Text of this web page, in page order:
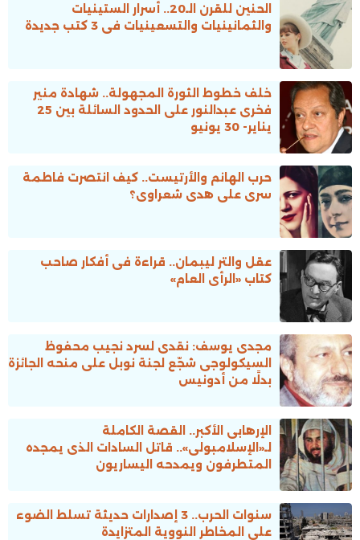
الحنين للقرن الـ20.. أسرار الستينيات
والثمانينيات والتسعينيات فى 3 كتب جديدة
خلف خطوط الثورة المجهولة.. شهادة منير
فخرى عبدالنور على الحدود السائلة بين 25
يناير- 30 يونيو
حرب الهانم والأرتيست.. كيف انتصرت فاطمة
سرى على هدى شعراوى؟
عقل والتر ليبمان.. قراءة فى أفكار صاحب
كتاب «الرأى العام»
مجدى يوسف: نقدى لسرد نجيب محفوظ
السيكولوجى شجّع لجنة نوبل على منحه الجائزة
بدلًا من أدونيس
الإرهابى الأكبر.. القصة الكاملة
لـ«الإسلامبولى».. قاتل السادات الذى يمجده
المتطرفون ويمدحه اليساريون
سنوات الحرب.. 3 إصدارات حديثة تسلط الضوء
على المخاطر النووية المتزايدة